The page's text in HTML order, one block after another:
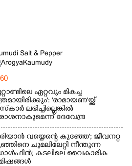
ഏറ്റവും മികച്ച
'രാമായണ'യ്ക്ക്
ലഭിച്ചില്ലെങ്കിൽ
ദേവേന്ദ്ര
വയ്യെന്റെ കുഞ്ഞേ'; ജീവനറ്റ
ചുമലിലേറ്റി നീന്തുന്ന
കടലിലെ വൈകാരിക